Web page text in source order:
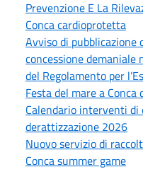
Prevenzione E La
Conca cardioprotetta
Avviso di pubblicazione
concessione
del Regolamento per
Festa del mare a
Calendario interventi di
derattizzazione 2026
Nuovo servizio di
Conca summer game